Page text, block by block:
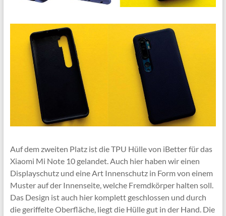
Auf dem zweiten Platz ist die TPU Hülle von iBetter für das
Xiaomi Mi Note 10 gelandet. Auch hier haben wir einen
Displayschutz und eine Art Innenschutz in Form von einem
Muster auf der Innenseite, welche Fremdkörper halten soll.
Das Design ist auch hier komplett geschlossen und durch
die geriffelte Oberfläche, liegt die Hülle gut in der Hand. Die